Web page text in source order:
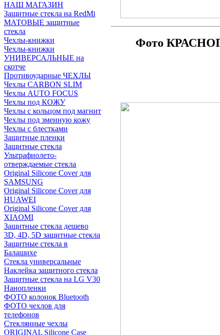
НАШ МАГАЗИН
Защитные стекла на RedMi
МАТОВЫЕ защитные
стекла
Чехлы-книжки
Чехлы-книжки
УНИВЕРСАЛЬНЫЕ на
скотче
Противоударные ЧЕХЛЫ
Чехлы CARBON SLIM
Чехлы AUTO FOCUS
Чехлы под КОЖУ
Чехлы с кольцом под магнит
Чехлы под змеиную кожу
Чехлы с блестками
Защитные пленки
Защитные стекла
Ультрафиолето-
отверждаемые стекла
Original Silicone Cover для
SAMSUNG
Original Silicone Cover для
HUAWEI
Original Silicone Cover для
XIAOMI
Защитные стекла дешево
3D, 4D, 5D защитные стекла
Защитные стекла в
Балашихе
Стекла универсальные
Наклейка защитного стекла
Защитные стекла на LG V30
Нанопленки
ФОТО колонок Bluetooth
ФOTO чехлов для
телефонов
Стеклянные чехлы
ORIGINAL Silicone Case
Фото